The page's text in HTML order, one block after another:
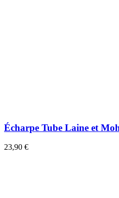
Écharpe Tube Laine et
23,90 €